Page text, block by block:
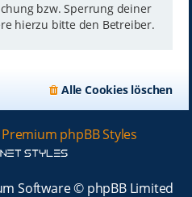
bzw. Sperrung deiner
hierzu bitte den Betreiber.
Alle Cookies löschen
Premium phpBB Styles
Software © phpBB Limited